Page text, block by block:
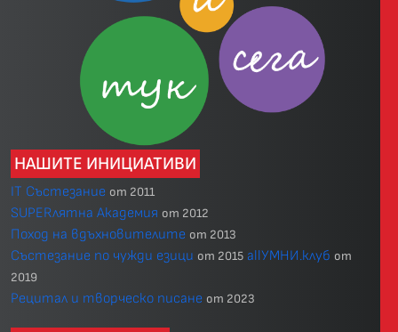
НАШИТЕ ИНИЦИАТИВИ
IT Състезание от 2011
SUPERлятна Академия от 2012
Поход на вдъхновителите от 2013
Състезание по чужди езици от 2015 allУМНИ.клуб от
2019
Рецитал и творческо писане от 2023